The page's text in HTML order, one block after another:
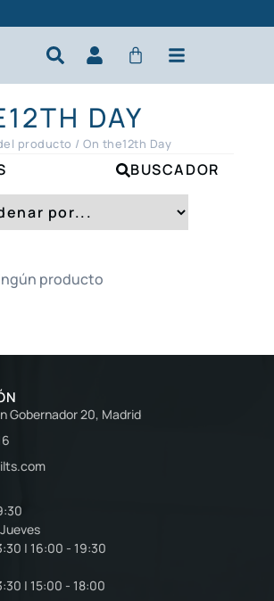
DAY
producto / On the12th Day
BUSCADOR
producto
Gobernador 20, Madrid
| 16:00 - 19:30
| 15:00 - 18:00